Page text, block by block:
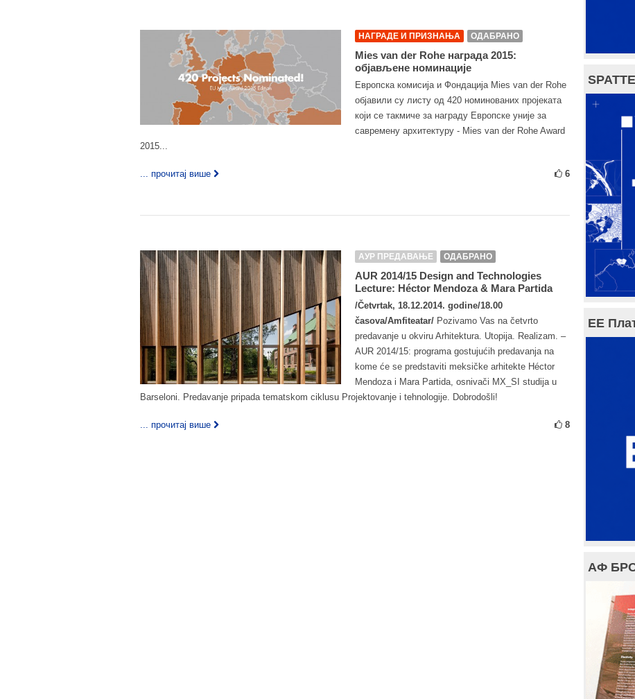
НАГРАДЕ И ПРИЗНАЊА ОДАБРАНО
Mies van der Rohe награда 2015:
објављене номинације
Европска комисија и Фондација Mies van der Rohe
објавили су листу од 420 номинованих пројеката
који се такмиче за награду Европске уније за
савремену архитектуру - Mies van der Rohe Award
2015...
... прочитај више 6
АУР ПРЕДАВАЊЕ ОДАБРАНО
AUR 2014/15 Design and Technologies
Lecture: Héctor Mendoza & Mara Partida
/Četvrtak, 18.12.2014. godine/18.00
časova/Amfiteatar/ Pozivamo Vas na četvrto
predavanje u okviru Arhitektura. Utopija. Realizam. –
AUR 2014/15: programa gostujućih predavanja na
kome će se predstaviti meksičke arhitekte Héctor
Mendoza i Mara Partida, osnivači MX_SI studija u
Barseloni. Predavanje pripada tematskom ciklusu Projektovanje i tehnologije. Dobrodošli!
... прочитај више 8
ЕЕ
АФ